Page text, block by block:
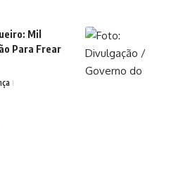
Mil
Para Frear